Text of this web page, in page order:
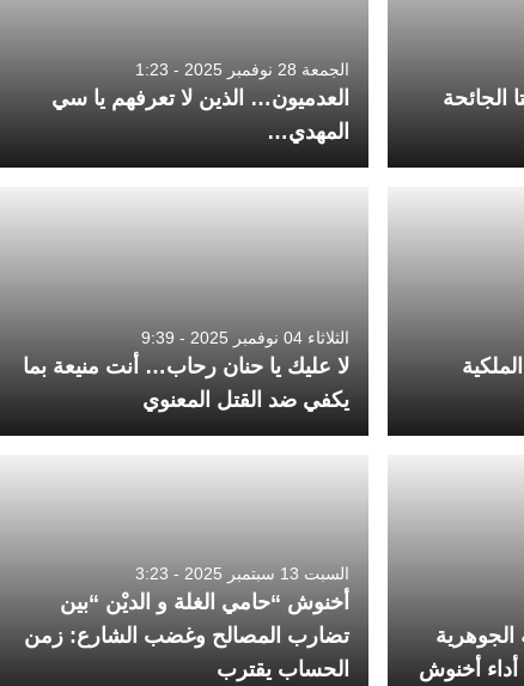
الجائحة
الجمعة 28 نوفمبر 2025 - 1:23
العدميون… الذين لا تعرفهم يا سي
المهدي…
الثلاثاء 04 نوفمبر 2025 - 9:39
لا عليك يا حنان رحاب… أنت منيعة بما
يكفي ضد القتل المعنوي
أخنوش
السبت 13 سبتمبر 2025 - 3:23
أخنوش “حامي الغلة و الديْن “بين
تضارب المصالح وغضب الشارع: زمن
الحساب يقترب